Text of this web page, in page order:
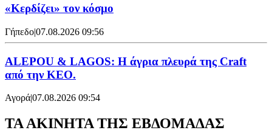
«Κερδίζει» τον κόσμο
Γήπεδο|07.08.2026 09:56
ALEPOU & LAGOS: Η άγρια πλευρά της Craft
από την ΚΕΟ.
Αγορά|07.08.2026 09:54
ΤΑ ΑΚΙΝΗΤΑ ΤΗΣ ΕΒΔΟΜΑΔΑΣ